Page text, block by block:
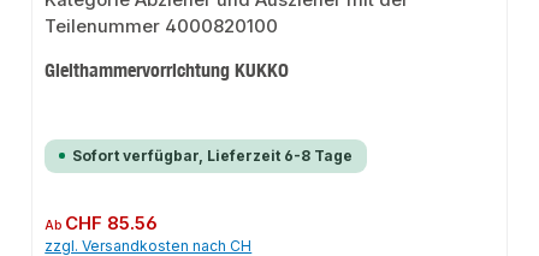
Gleithammervorrichtung KUKKO
Sofort verfügbar, Lieferzeit 6-8 Tage
Regulärer Preis:
Ab CHF 85.56
zzgl. Versandkosten nach CH